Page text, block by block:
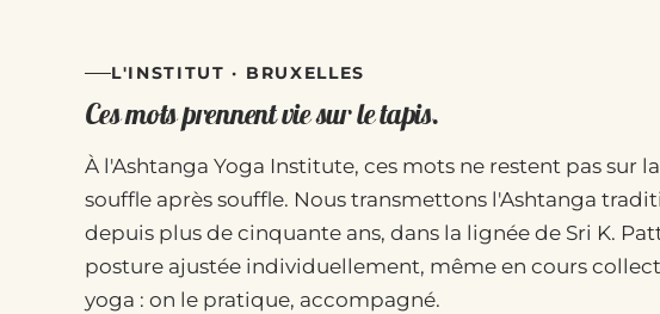
L'INSTITUT · BRUXELLES
Ces mots prennent vie sur le tapis.
À l'Ashtanga Yoga Institute, ces mots ne restent pas sur
souffle après souffle. Nous transmettons l'Ashtanga
depuis plus de cinquante ans, dans la lignée de Sri K.
posture ajustée individuellement, même en cours
yoga : on le pratique, accompagné.